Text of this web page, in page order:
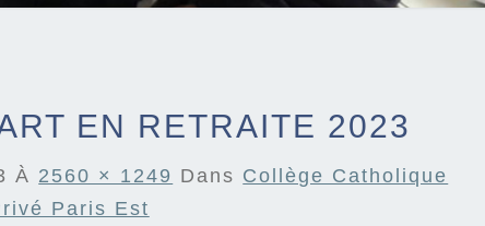
EN RETRAITE 2023
À 2560 × 1249 Dans Collège Catholique
Paris Est